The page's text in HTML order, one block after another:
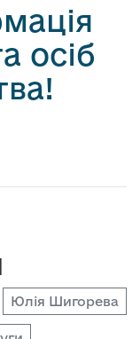
осіб
Юлія Шигорева